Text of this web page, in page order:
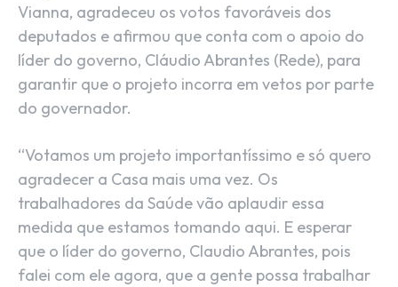
Vianna, agradeceu os votos favoráveis dos
deputados e afirmou que conta com o apoio do
líder do governo, Cláudio Abrantes (Rede), para
garantir que o projeto incorra em vetos por parte
do governador.
“Votamos um projeto importantíssimo e só quero
agradecer a Casa mais uma vez. Os
trabalhadores da Saúde vão aplaudir essa
medida que estamos tomando aqui. E esperar
que o líder do governo, Claudio Abrantes, pois
falei com ele agora, que a gente possa trabalhar